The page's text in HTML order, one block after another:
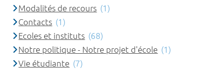
Modalités de recours (1)
Contacts (1)
Ecoles et instituts (68)
Notre politique - Notre projet d'école (1)
Vie étudiante (7)